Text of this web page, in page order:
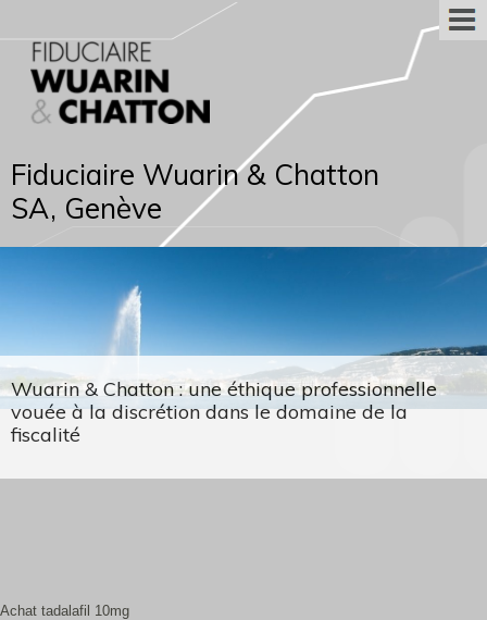
Fiduciaire Wuarin & Chatton
SA, Genève
Wuarin & Chatton : une éthique professionnelle
vouée à la discrétion dans le domaine de la
fiscalité
Achat tadalafil 10mg